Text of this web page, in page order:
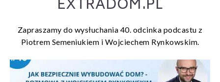
EXTRADOM.PL
Zapraszamy do wysłuchania 40. odcinka podcastu z
Piotrem Semeniukiem i Wojciechem Rynkowskim.